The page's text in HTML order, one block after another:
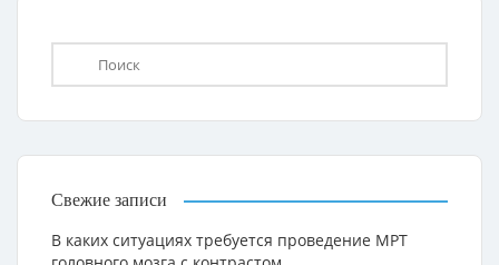
Свежие записи
В каких ситуациях требуется проведение МРТ